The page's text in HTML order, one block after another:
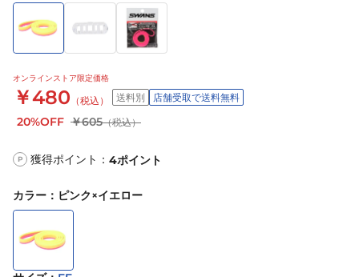
オンラインストア限定価格
￥480 （税込） 送料別 店舗受取で送料無料
20%OFF ￥605（税込）
P 獲得ポイント： 4ポイント
カラー ： ピンク×イエロー